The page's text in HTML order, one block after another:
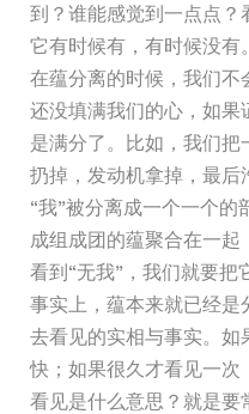
到？谁能感觉到一点点？
它有时候有，有时候没有。
在蕴分离的时候，我们不
还没填满我们的心，如
是满分了。比如，我们
扔掉，发动机拿掉，最后
“我”被分离成一个一个的
成组成团的蕴聚合在一起
看到“无我”，我们就要把
事实上，蕴本来就已经是
去看见的实相与事实。如
快；如果很久才看见一次
看见是什么意思？就是要